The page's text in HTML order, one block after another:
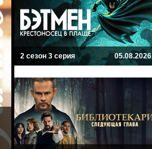
2 сезон 3 серия 05.08.2026